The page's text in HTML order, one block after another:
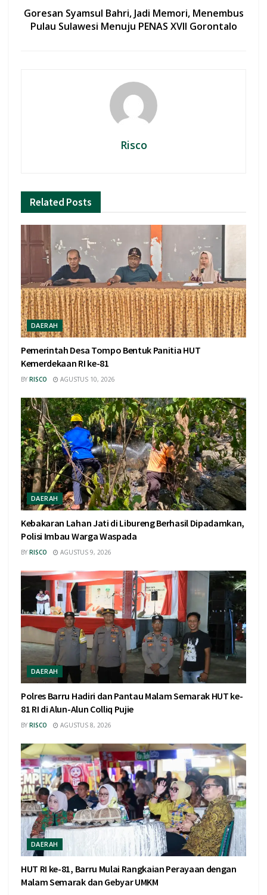
Goresan Syamsul Bahri, Jadi Memori, Menembus
Pulau Sulawesi Menuju PENAS XVII Gorontalo
Risco
Related Posts
DAERAH
Pemerintah Desa Tompo Bentuk Panitia HUT
Kemerdekaan RI ke-81
BY RISCO AGUSTUS 10, 2026
DAERAH
Kebakaran Lahan Jati di Libureng Berhasil Dipadamkan,
Polisi Imbau Warga Waspada
BY RISCO AGUSTUS 9, 2026
DAERAH
Polres Barru Hadiri dan Pantau Malam Semarak HUT ke-
81 RI di Alun-Alun Colliq Pujie
BY RISCO AGUSTUS 8, 2026
DAERAH
HUT RI ke-81, Barru Mulai Rangkaian Perayaan dengan
Malam Semarak dan Gebyar UMKM